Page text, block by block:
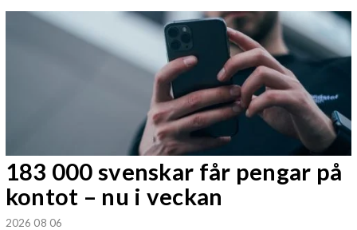
183 000 svenskar får pengar på
kontot – nu i veckan
2026 08 06